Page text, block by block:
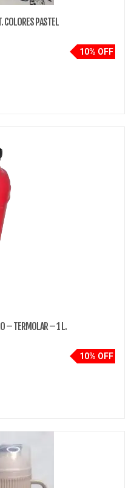
COLORES PASTEL
10% OFF
– TERMOLAR – 1 L.
10% OFF